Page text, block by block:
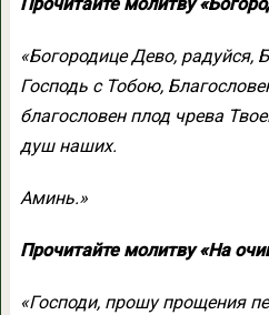
Прочитайте молитву
«Богородице Дево, радуйся,
Господь с Тобою,
благословен плод чрева
душ наших.
Аминь.»
Прочитайте молитву «На
«Господи, прошу прощения